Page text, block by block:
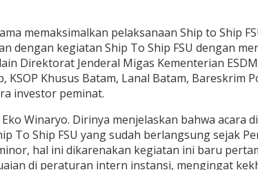
memaksimalkan pelaksanaan Ship to Ship
kegiatan Ship To Ship FSU dengan
Direktorat Jenderal Migas Kementerian
Khusus Batam, Lanal Batam, Bareskrim
investor peminat.
Winaryo. Dirinya menjelaskan bahwa acara
Ship FSU yang sudah berlangsung sejak
hal ini dikarenakan kegiatan ini baru
di peraturan intern instansi, mengingat